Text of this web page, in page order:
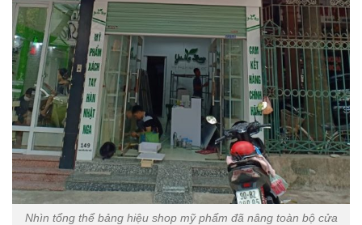
Nhìn tổng thể bảng hiệu shop mỹ phẩm đã nâng toàn bộ cửa